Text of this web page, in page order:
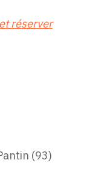
réserver
(93)